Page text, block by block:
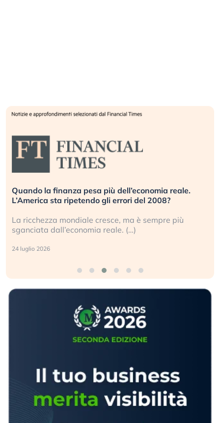
Quando la finanza pesa più dell’economia reale.
L’America sta ripetendo gli errori del 2008?
La ricchezza mondiale cresce, ma è sempre più
sganciata dall’economia reale. (…)
24 luglio 2026